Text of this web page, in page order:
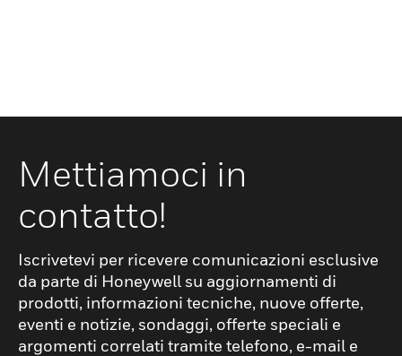
Mettiamoci in
contatto!
Iscrivetevi per ricevere comunicazioni esclusive
da parte di Honeywell su aggiornamenti di
prodotti, informazioni tecniche, nuove offerte,
eventi e notizie, sondaggi, offerte speciali e
argomenti correlati tramite telefono, e-mail e